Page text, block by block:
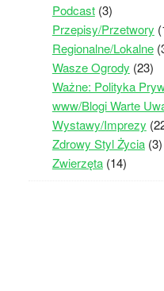
Podcast(3)
Przepisy/Przetwory
Regionalne/Lokalne
Wasze Ogrody (23)
Ważne: Polityka
www/Blogi Warte
Wystawy/Imprezy
Zdrowy Styl Życia(3)
Zwierzęta(14)